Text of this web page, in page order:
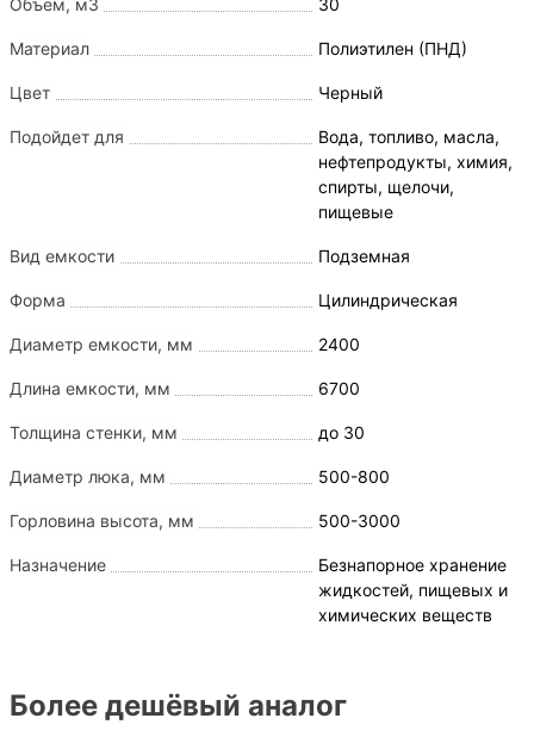
Объем, м3 30
Материал Полиэтилен (ПНД)
Цвет Черный
Подойдет для
Вода, топливо, масла,
нефтепродукты, химия,
спирты, щелочи,
пищевые
Вид емкости Подземная
Форма Цилиндрическая
Диаметр емкости, мм 2400
Длина емкости, мм 6700
Толщина стенки, мм до 30
Диаметр люка, мм 500-800
Горловина высота, мм 500-3000
Назначение
Безнапорное хранение
жидкостей, пищевых и
химических веществ
Более дешёвый аналог